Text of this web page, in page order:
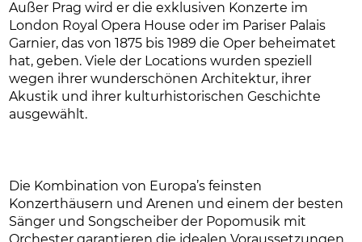
Außer Prag wird er die exklusiven Konzerte im
London Royal Opera House oder im Pariser Palais
Garnier, das von 1875 bis 1989 die Oper beheimatet
hat, geben. Viele der Locations wurden speziell
wegen ihrer wunderschönen Architektur, ihrer
Akustik und ihrer kulturhistorischen Geschichte
ausgewählt.
Die Kombination von Europa’s feinsten
Konzerthäusern und Arenen und einem der besten
Sänger und Songscheiber der Popomusik mit